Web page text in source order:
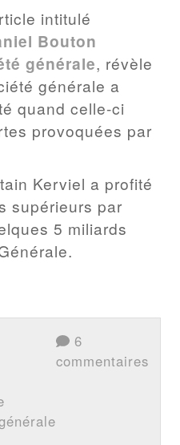
intitulé
Bouton
générale, révèle
générale a
quand celle-ci
provoquées par
Kerviel a profité
supérieurs par
5 miliards
6
commentaires